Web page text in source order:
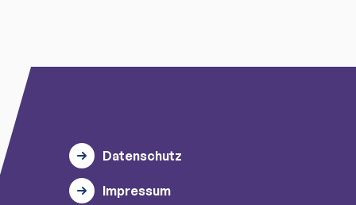
Datenschutz
Impressum